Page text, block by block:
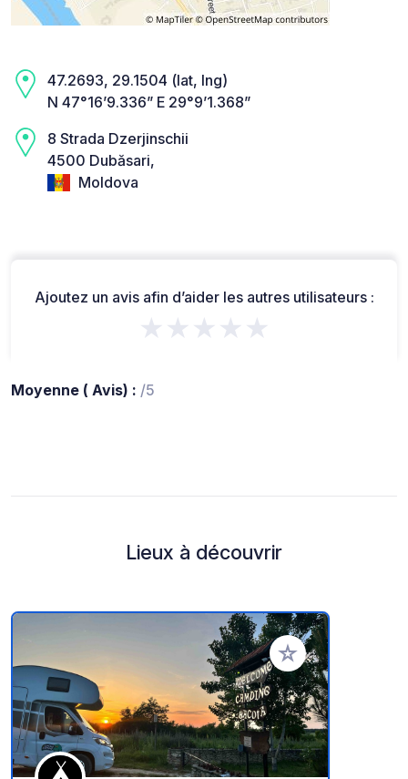
47.2693, 29.1504 (lat, lng)
N 47°16’9.336” E 29°9’1.368”
8 Strada Dzerjinschii
4500 Dubăsari,
Moldova
Ajoutez un avis afin d’aider les autres utilisateurs :
★★★★★
Moyenne ( Avis) : /5
Lieux à découvrir
Ajouter à vos